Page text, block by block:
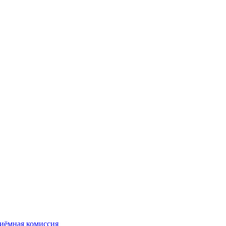
комиссия